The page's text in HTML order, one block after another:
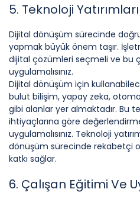
5. Teknoloji Yatırımları
Dijital dönüşüm sürecinde doğru
yapmak büyük önem taşır.
dijital çözümleri seçmeli ve bu
uygulamalısınız.
Dijital dönüşüm için
bulut bilişim, yapay zeka,
gibi alanlar yer almaktadır. Bu
ihtiyaçlarına göre
uygulamalısınız. Teknoloji
dönüşüm sürecinde rekabetçi
katkı sağlar.
6. Çalışan Eğitimi Ve